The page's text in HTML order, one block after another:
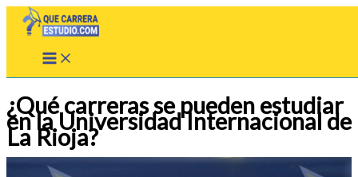
¿Qué carreras se pueden estudiar
en la Universidad Internacional de
La Rioja?